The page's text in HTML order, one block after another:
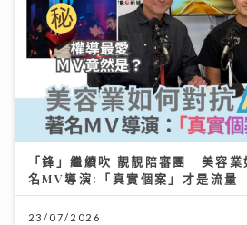
「鋒」繼續吹 靚靚陪審團 | 美容
名MV導演:「真實個案」才是流量
23/07/2026